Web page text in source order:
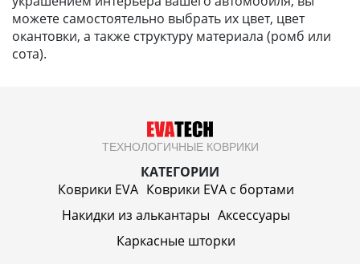
можете самостоятельно выбрать их цвет, цвет
окантовки, а также структуру материала (ромб или
сота).
ТЕХНОЛОГИЧНЫЕ КОВРИКИ
КАТЕГОРИИ
Коврики EVA Коврики EVA c бортами
Накидки из алькантары Аксессуары
Каркасные шторки